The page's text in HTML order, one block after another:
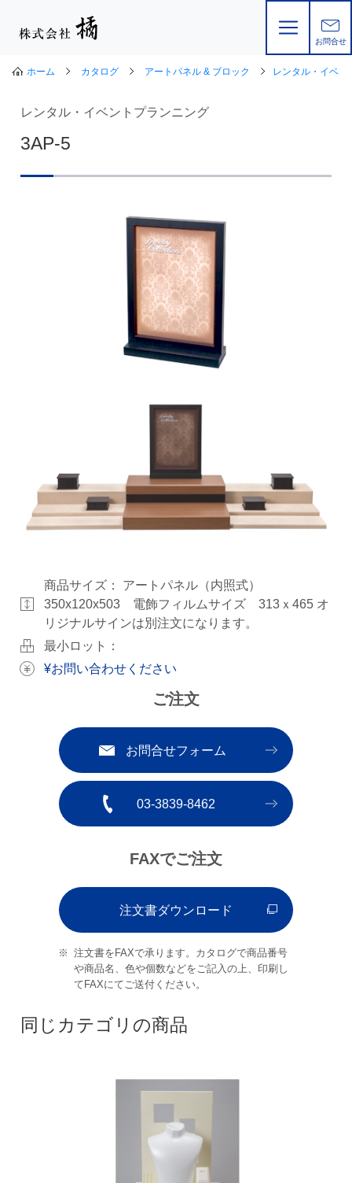
お問合せ
ホーム カタログ アートパネル & ブロック レンタル・イベン
レンタル・イベントプランニング
3AP-5
商品サイズ： アートパネル（内照式）
350x120x503 電飾フィルムサイズ 313ｘ465 オ
リジナルサインは別注文になります。
最小ロット：
¥お問い合わせください
ご注文
お問合せフォーム
03-3839-8462
FAXでご注文
注文書ダウンロード
注文書をFAXで承ります。カタログで商品番号
や商品名、色や個数などをご記入の上、印刷し
てFAXにてご送付ください。
同じカテゴリの商品